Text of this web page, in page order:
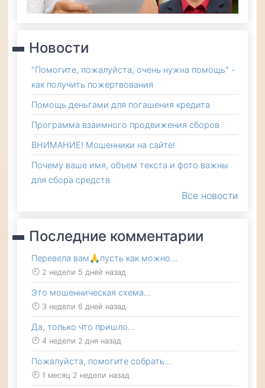
Новости
"Помогите, пожалуйста, очень нужна помощь" -
как получить пожертвования
Помощь деньгами для погашения кредита
Программа взаимного продвижения сборов
ВНИМАНИЕ! Мошенники на сайте!
Почему ваше имя, объем текста и фото важны
для сбора средств
Все новости
Последние комментарии
Перевела вам🙏пусть как можно…
2 недели 5 дней назад
Это мошенническая схема…
3 недели 6 дней назад
Да, только что пришло…
4 недели 2 дня назад
Пожалуйста, помогите собрать…
1 месяц 2 недели назад